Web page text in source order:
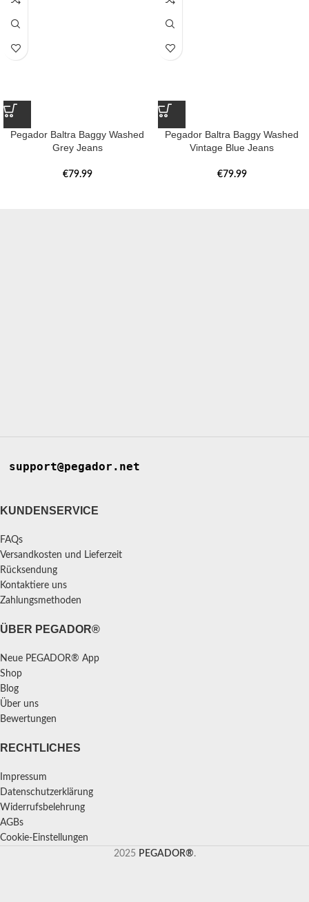
Pegador Baltra Baggy Washed
Grey Jeans
€79.99
Pegador Baltra Baggy Washed
Vintage Blue Jeans
€79.99
support@pegador.net
KUNDENSERVICE
FAQs
Versandkosten und Lieferzeit
Rücksendung
Kontaktiere uns
Zahlungsmethoden
ÜBER PEGADOR®
Neue PEGADOR® App
Shop
Blog
Über uns
Bewertungen
RECHTLICHES
Impressum
Datenschutzerklärung
Widerrufsbelehrung
AGBs
Cookie-Einstellungen
2025 PEGADOR®.